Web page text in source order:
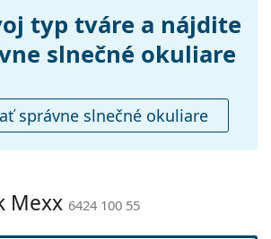
Áno
Dámske
Mexx
typ tváre a nájdite
slnečné okuliare
správne slnečné okuliare
Mexx 6424 100 55